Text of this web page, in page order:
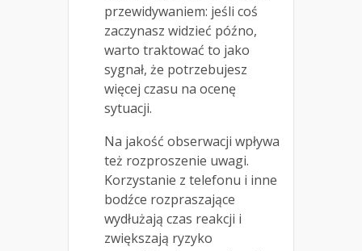
przewidywaniem: jeśli coś
zaczynasz widzieć późno,
warto traktować to jako
sygnał, że potrzebujesz
więcej czasu na ocenę
sytuacji.
Na jakość obserwacji wpływa
też rozproszenie uwagi.
Korzystanie z telefonu i inne
bodźce rozpraszające
wydłużają czas reakcji i
zwiększają ryzyko